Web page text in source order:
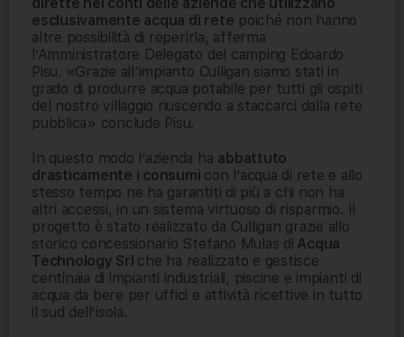
esclusivamente acqua di rete poiché non hanno
altre possibilità di reperirla, afferma
l’Amministratore Delegato del camping Edoardo
Pisu. «Grazie all’impianto Culligan siamo stati in
grado di produrre acqua potabile per tutti gli ospiti
del nostro villaggio riuscendo a staccarci dalla rete
pubblica» conclude Pisu.
In questo modo l’azienda ha abbattuto
drasticamente i consumi con l’acqua di rete e allo
stesso tempo ne ha garantiti di più a chi non ha
altri accessi, in un sistema virtuoso di risparmio. Il
progetto è stato realizzato da Culligan grazie allo
storico concessionario Stefano Mulas di Acqua
Technology Srl che ha realizzato e gestisce
centinaia di impianti industriali, piscine e impianti di
acqua da bere per uffici e attività ricettive in tutto
il sud dell’isola.